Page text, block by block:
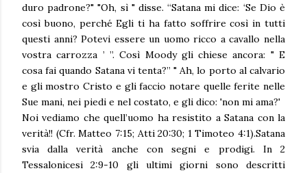
duro padrone?" "Oh, sì " disse. “Satana mi dice: ‘Se Dio è
così buono, perché Egli ti ha fatto soffrire così in tutti
questi anni? Potevi essere un uomo ricco a cavallo nella
vostra carrozza ’ ”. Così Moody gli chiese ancora: " E
cosa fai quando Satana vi tenta?” " Ah, lo porto al calvario
e gli mostro Cristo e gli faccio notare quelle ferite nelle
Sue mani, nei piedi e nel costato, e gli dico: 'non mi ama?'
Noi vediamo che quell’uomo ha resistito a Satana con la
verità!! (Cfr. Matteo 7:15; Atti 20:30; 1 Timoteo 4:1).Satana
svia dalla verità anche con segni e prodigi. In 2
Tessalonicesi 2:9-10 gli ultimi giorni sono descritti